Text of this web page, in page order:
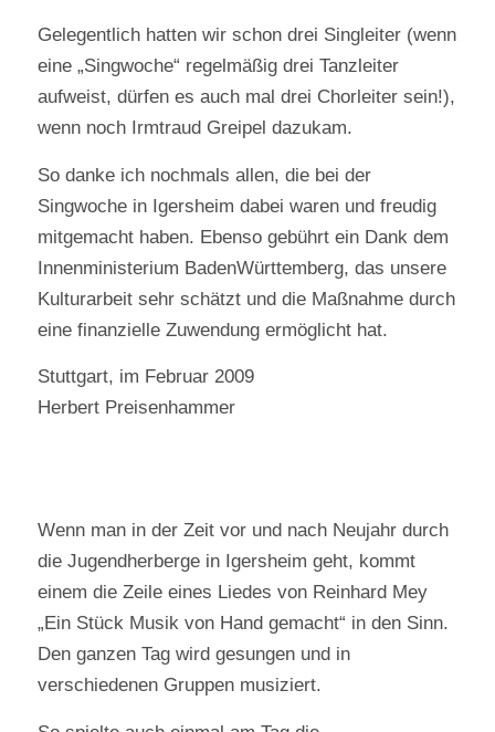
Gelegentlich hatten wir schon drei Singleiter (wenn
eine „Singwoche“ regelmäßig drei Tanzleiter
aufweist, dürfen es auch mal drei Chorleiter sein!),
wenn noch Irmtraud Greipel dazukam.
So danke ich nochmals allen, die bei der
Singwoche in Igersheim dabei waren und freudig
mitgemacht haben. Ebenso gebührt ein Dank dem
Innenministerium BadenWürttemberg, das unsere
Kulturarbeit sehr schätzt und die Maßnahme durch
eine finanzielle Zuwendung ermöglicht hat.
Stuttgart, im Februar 2009
Herbert Preisenhammer
Wenn man in der Zeit vor und nach Neujahr durch
die Jugendherberge in Igersheim geht, kommt
einem die Zeile eines Liedes von Reinhard Mey
„Ein Stück Musik von Hand gemacht“ in den Sinn.
Den ganzen Tag wird gesungen und in
verschiedenen Gruppen musiziert.